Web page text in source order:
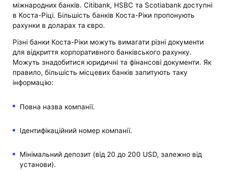
міжнародних банків. Citibank, HSBC та Scotiabank доступні
в Коста-Ріці. Більшість банків Коста-Ріки пропонують
рахунки в доларах та євро.
Різні банки Коста-Ріки можуть вимагати різні документи
для відкриття корпоративного банківського рахунку.
Можуть знадобитися юридичні та фінансові документи. Як
правило, більшість місцевих банків запитують таку
інформацію:
Повна назва компанії.
Ідентифікаційний номер компанії.
Мінімальний депозит (від 20 до 200 USD, залежно від
установи).